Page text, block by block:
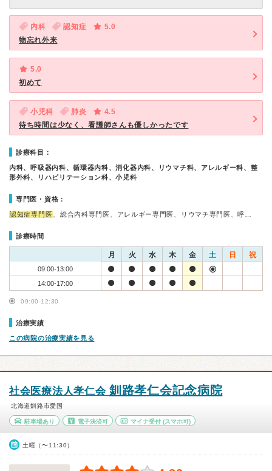
内科 認知症
5.0
物忘れ外来
5.0
初めて
小児科 肺炎
4.5
待ち時間は少なく、看護師さんも優しかったです
診療科目：
内科、呼吸器内科、循環器内科、消化器内科、リウマチ科、アレルギー科、整
形外科、リハビリテーション科、小児科
専門医・資格：
認知症専門医 、総合内科専門医、アレルギー専門医、リウマチ専門医、呼…
診療時間
月 火 水 木 金 土 日 祝
09:00-13:00
14:00-17:00
09:00-12:30
治療実績
この病院の治療実績を見る
社会医療法人孝仁会 釧路孝仁会記念病院
北海道釧路市愛国
駐車場あり 電子決済可 マイナ受付 (スマホ可)
土曜（〜11:30）